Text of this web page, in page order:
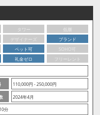
タワー
低層
デザイナーズ
ブランド
ペット可
SOHO可
礼金ゼロ
フリーレント
110,000円 - 250,000円
2024年4月
分